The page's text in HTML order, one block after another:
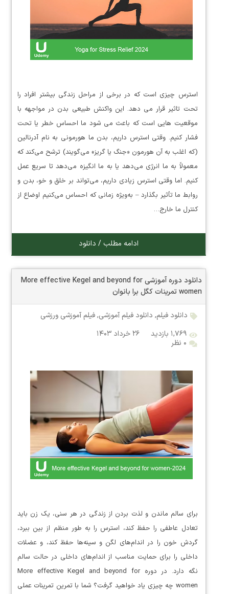
استرس چیزی است که در برخی از مراحل زندگی بیشتر افراد را
تحت تاثیر قرار می دهد. این واکنش طبیعی بدن در مواجهه با
موقعیت هایی است که باعث می شود ما احساس خطر یا تحت
فشار کنیم. وقتی استرس داریم، بدن ما هورمونی به نام آدرنالین
(که اغلب به آن هورمون «جنگ یا گریز» می‌گویند) ترشح می‌کند که
معمولاً به ما انرژی می‌دهد یا به ما انگیزه می‌دهد تا سریع عمل
کنیم. اما وقتی استرس زیادی داریم، می‌تواند بر خلق و خو، بدن و
روابط ما تأثیر بگذارد – به‌ویژه زمانی که احساس می‌کنیم اوضاع از
کنترل ما خارج…
ادامه مطلب / دانلود
دانلود دوره آموزشی More effective Kegel and beyond for
women تمرینات کگل برا بانوان
دانلود فیلم, دانلود فیلم آموزشی,فیلم آموزشی ورزشی
۱,۷۶۹ بازدید
۲۶ خرداد ۱۴۰۳
۰ نظر
برای سالم ماندن و لذت بردن از زندگی در هر سنی، یک زن باید
تعادل عاطفی را حفظ کند، استرس را به طور منظم از بین ببرد،
گردش خون را در اندام‌های لگن و سینه‌ها حفظ کند، و عضلات
داخلی را برای حمایت مناسب از اندام‌های داخلی در حالت سالم
نگه دارد. در دوره More effective Kegel and beyond for
women چه چیزی یاد خواهید گرفت؟ شما با تمرین تمرینات عملی